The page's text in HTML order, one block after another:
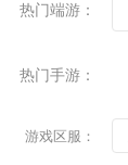
热门端游：
热门手游：
游戏区服：